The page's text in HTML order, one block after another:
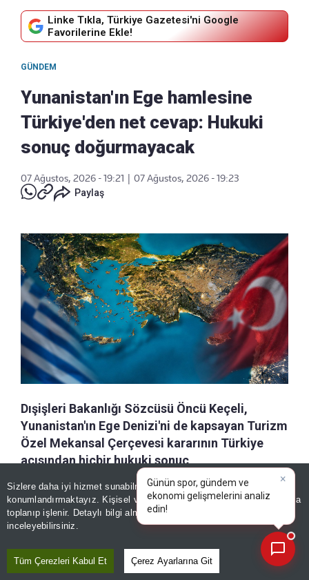
Sizlere daha iyi hizmet sunabilmek adına sitemizdeçerez
konumlandırmaktayız. Kişisel verileriniz, KVKK ve GDPR kapsamında
toplanıp işlenir. Detaylı bilgi almak için
inceleyebilirsiniz.
Tüm Çerezleri Kabul Et Çerez Ayarlarına Git
Linke Tıkla, Türkiye Gazetesi'ni Google
Favorilerine Ekle!
GÜNDEM
Yunanistan'ın Ege hamlesine
Türkiye'den net cevap: Hukuki
sonuç doğurmayacak
07 Ağustos, 2026 - 19:21
07 Ağustos, 2026 - 19:23
Paylaş
Dışişleri Bakanlığı Sözcüsü Öncü Keçeli,
Yunanistan'ın Ege Denizi'ni de kapsayan Turizm
Özel Mekansal Çerçevesi kararının Türkiye
açısından hiçbir hukuki sonuç
doğurmayacağını belirtti. Keçeli, çevre
konularının siyasi amaçlarla kullanılmasına da
tepki gösterdi.
Özetle Dinle Kaydet a-
×
Günün spor, gündem ve
ekonomi gelişmelerini analiz
edin!